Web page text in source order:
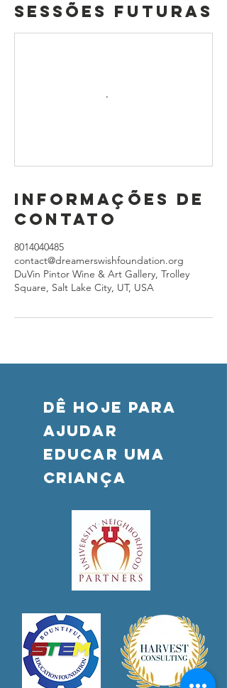
Sessões futuras
Informações de
contato
8014040485
contact@dreamerswishfoundation.org
DuVin Pintor Wine & Art Gallery, Trolley
Square, Salt Lake City, UT, USA
DÊ HOJE PARA
AJUDAR
Educar uma
criança